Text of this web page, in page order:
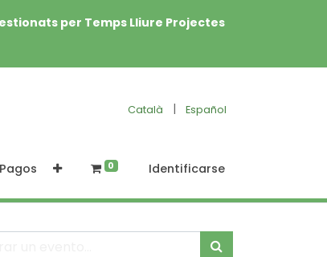
per Temps Lliure Projectes
Català | Español
Pagos 0 Identificarse